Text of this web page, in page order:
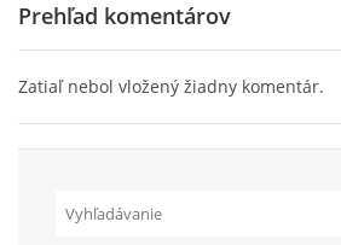
Prehľad komentárov
Zatiaľ nebol vložený žiadny komentár.